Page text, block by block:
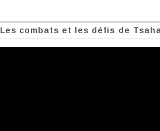
Les combats et les défis de